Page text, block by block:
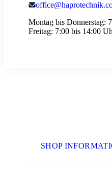
Montag bis Donnerstag:
Freitag: 7:00 bis 14:00
SHOP